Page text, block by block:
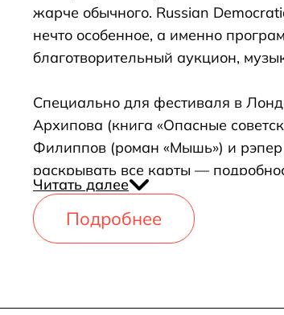
жарче обычного. Russian
нечто особенное, а именно
благотворительный аукцион,
Специально для фестиваля в
Архипова (книга «Опасные
Филиппов (роман «Мышь») и
раскрывать все карты —
ещё не объявленных, мы будем
Стоит упомянуть и об аукционе,
до сих пор не провезли через
Читать далее
Подробнее